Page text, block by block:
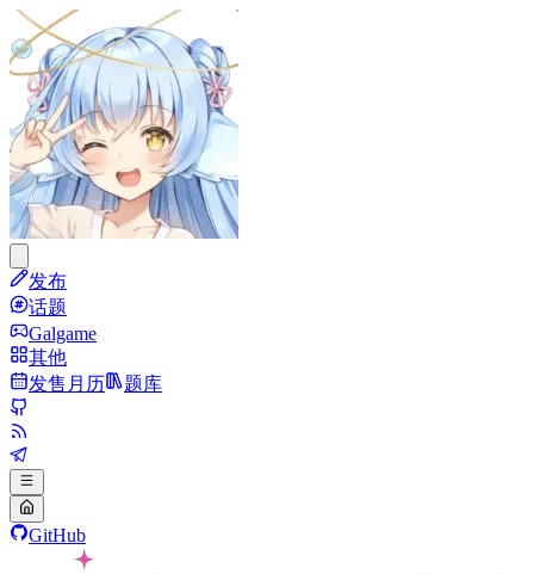
发布
话题
Galgame
其他
发售月历
题库
GitHub